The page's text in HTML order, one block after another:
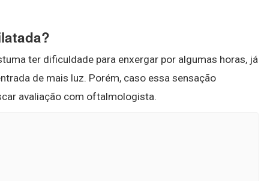
ter dificuldade para enxergar por algumas horas, já
de mais luz. Porém, caso essa sensação
avaliação com oftalmologista.